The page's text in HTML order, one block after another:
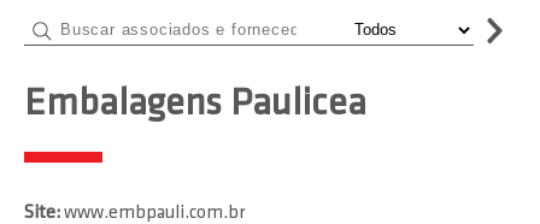
Embalagens Paulicea
Site:www.embpauli.com.br